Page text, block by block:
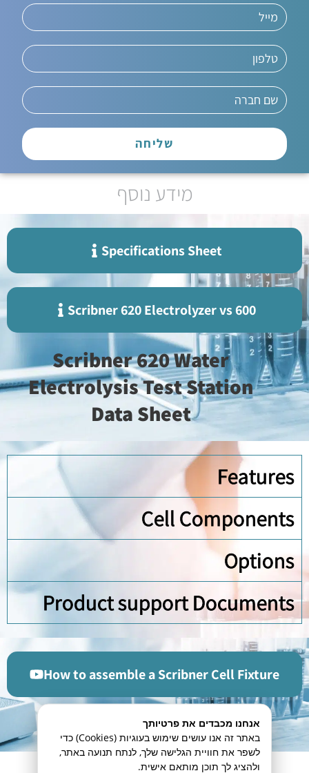
שליחה
מידע נוסף
Specifications Sheet
Scribner 620 Electrolyzer vs 600
Scribner 620 Water
Electrolysis Test Station
Data Sheet
Features
Cell Components
Options
Product support Documents
How to assemble a Scribner Cell Fixture
Instructional Videos
אנחנו מכבדים את פרטיותך
באתר זה אנו עושים שימוש בעוגיות (Cookies) כדי
לשפר את חוויית הגלישה שלך, לנתח תנועה באתר,
ולהציג לך תוכן מותאם אישית.